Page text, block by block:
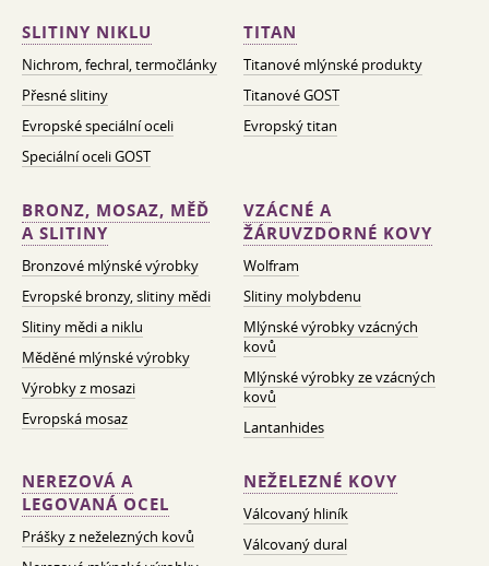
SLITINY NIKLU
Nichrom, fechral, termočlánky
Přesné slitiny
Evropské speciální oceli
Speciální oceli GOST
TITAN
Titanové mlýnské produkty
Titanové GOST
Evropský titan
BRONZ, MOSAZ, MĚĎ
A SLITINY
Bronzové mlýnské výrobky
Evropské bronzy, slitiny mědi
Slitiny mědi a niklu
Měděné mlýnské výrobky
Výrobky z mosazi
Evropská mosaz
VZÁCNÉ A
ŽÁRUVZDORNÉ KOVY
Wolfram
Slitiny molybdenu
Mlýnské výrobky vzácných
kovů
Mlýnské výrobky ze vzácných
kovů
Lantanhides
NEREZOVÁ A
LEGOVANÁ OCEL
Prášky z neželezných kovů
NEŽELEZNÉ KOVY
Válcovaný hliník
Válcovaný dural